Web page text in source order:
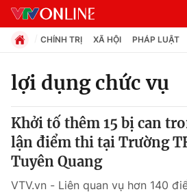
Chuyên mục
Chính trị
CHÍNH TRỊ XÃ HỘI PHÁP LUẬT
lợi dụng chức vụ
Khởi tố thêm 15 bị can
lận điểm thi tại Trường
Tuyên Quang
VTV.vn - Liên quan vụ hơn 140